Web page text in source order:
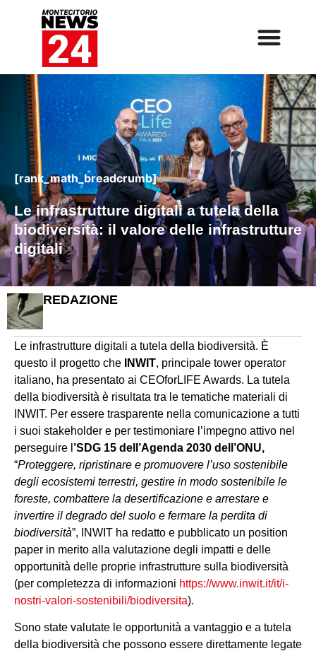
[rank_math_breadcrumb]
Le infrastrutture digitali a tutela della
biodiversità: il valore delle infrastrutture
digitali
REDAZIONE
Le infrastrutture digitali a tutela della biodiversità. È
questo il progetto che INWIT , principale tower operator
italiano, ha presentato ai CEOforLIFE Awards. La tutela
della biodiversità è risultata tra le tematiche materiali di
INWIT. Per essere trasparente nella comunicazione a tutti
i suoi stakeholder e per testimoniare l’impegno attivo nel
perseguire l’SDG 15 dell’Agenda 2030 dell’ONU,
“Proteggere, ripristinare e promuovere l’uso sostenibile
degli ecosistemi terrestri, gestire in modo sostenibile le
foreste, combattere la desertificazione e arrestare e
invertire il degrado del suolo e fermare la perdita di
biodiversità”, INWIT ha redatto e pubblicato un position
paper in merito alla valutazione degli impatti e delle
opportunità delle proprie infrastrutture sulla biodiversità
(per completezza di informazioni https://www.inwit.it/it/i-
nostri-valori-sostenibili/biodiversita).
Sono state valutate le opportunità a vantaggio e a tutela
della biodiversità che possono essere direttamente legate